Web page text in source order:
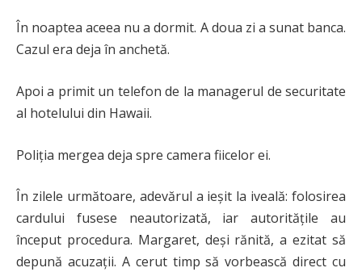
În noaptea aceea nu a dormit. A doua zi a sunat banca.
Cazul era deja în anchetă.
Apoi a primit un telefon de la managerul de securitate
al hotelului din Hawaii.
Poliția mergea deja spre camera fiicelor ei.
În zilele următoare, adevărul a ieșit la iveală: folosirea
cardului fusese neautorizată, iar autoritățile au
început procedura. Margaret, deși rănită, a ezitat să
depună acuzații. A cerut timp să vorbească direct cu